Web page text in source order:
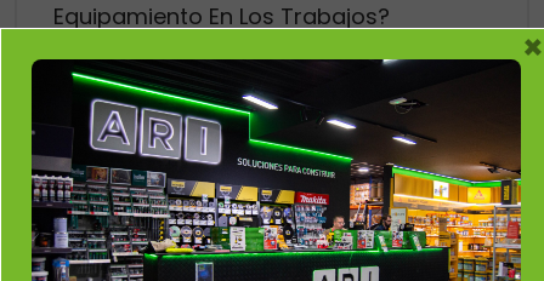
Equipamiento En Los Trabajos?
Mantenimiento Preventivo: El Secreto
Para Que Tu Maquinaria Nunca Te Deje
Tirado
Vallado De Piscinas: Seguridad Y
Tranquilidad Todo El Verano
Verano Sin Filtraciones Con Nuestros
×